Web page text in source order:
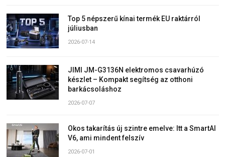
Top 5 népszerű kínai termék EU raktárról
júliusban
2026-07-14
JIMI JM-G3136N elektromos csavarhúzó
készlet – Kompakt segítség az otthoni
barkácsoláshoz
2026-07-07
Okos takarítás új szintre emelve: Itt a SmartAI
V6, ami mindent felszív
2026-07-01